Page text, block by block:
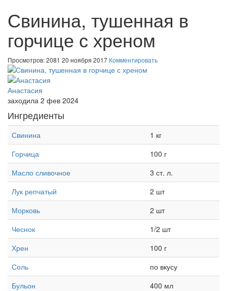
Свинина, тушенная в
горчице с хреном
Просмотров: 2081 20 ноября 2017 Комментировать
Анастасия
заходила 2 фев 2024
Ингредиенты
Свинина
1 кг
Горчица
100 г
Масло сливочное
3 ст. л.
Лук репчатый
2 шт
Морковь
2 шт
Чеснок
1/2 шт
Хрен
100 г
Соль
по вкусу
Бульон
400 мл